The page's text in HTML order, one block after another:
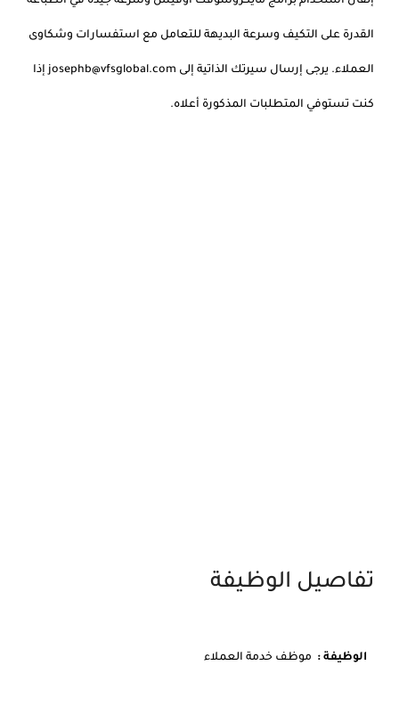
القدرة على التكيف وسرعة البديهة للتعامل مع استفسارات وشكاوى
العملاء. يرجى إرسال سيرتك الذاتية إلى josephb@vfsglobal.com إذا
كنت تستوفي المتطلبات المذكورة أعلاه.
تفاصيل الوظيفة
الوظيفة : موظف خدمة العملاء